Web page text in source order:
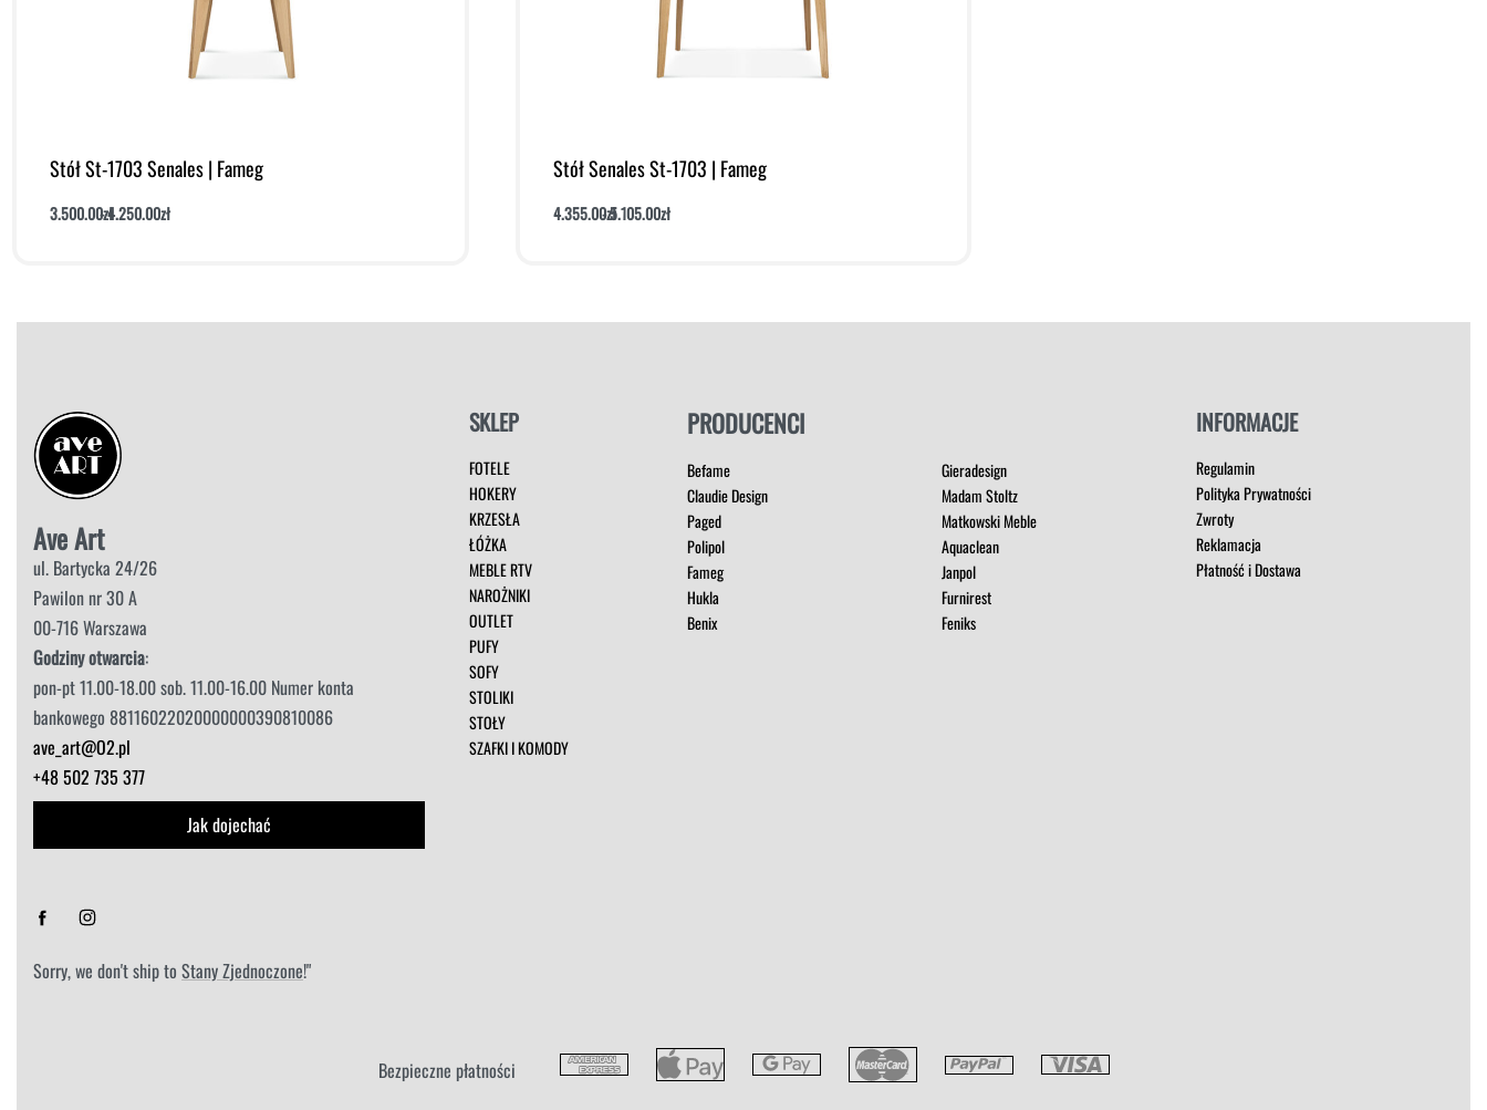
Stół St-1703 Senales | Fameg
3.500.00zł4.250.00zł
Stół Senales St-1703 | Fameg
4.355.00zł5.105.00zł
Ave Art
ul. Bartycka 24/26
Pawilon nr 30 A
00-716 Warszawa
Godziny otwarcia:
pon-pt 11.00-18.00 sob. 11.00-16.00 Numer konta
bankowego 88116022020000000390810086
ave_art@O2.pl
+48 502 735 377
Jak dojechać
Sorry, we don't ship to Stany Zjednoczone!"
SKLEP
FOTELE
HOKERY
KRZESŁA
ŁÓŻKA
MEBLE RTV
NAROŻNIKI
OUTLET
PUFY
SOFY
STOLIKI
STOŁY
SZAFKI I KOMODY
PRODUCENCI
Befame
Claudie Design
Paged
Polipol
Fameg
Hukla
Benix
Gieradesign
Madam Stoltz
Matkowski Meble
Aquaclean
Janpol
Furnirest
Feniks
INFORMACJE
Regulamin
Polityka Prywatności
Zwroty
Reklamacja
Płatność i Dostawa
Bezpieczne płatności